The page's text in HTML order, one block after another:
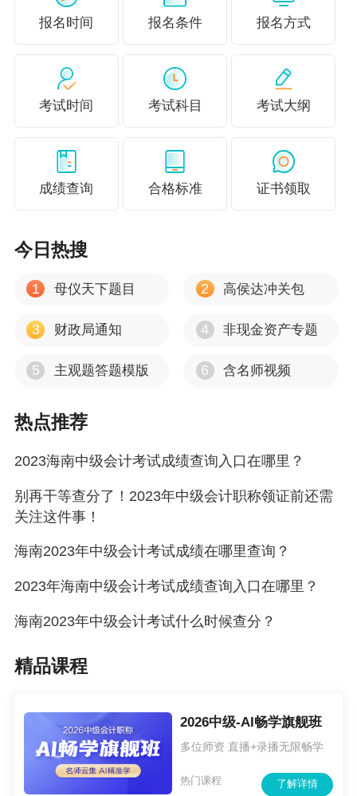
计专业技术中高级资格考试海南考区考务日程 安
说明：因考试政策、内容不断变化与调整，
正保会计网校提供的 中级会计职称考试信息仅供
为准！
报名时间 报名条件 报名方式
考试时间 考试科目 考试大纲
成绩查询 合格标准 证书领取
今日热搜
1 母仪天下题目 2 高侯达冲关包
3 财政局通知 4 非现金资产专题
5 主观题答题模版 6 含名师视频
热点推荐
2023海南中级会计考试成绩查询入口在哪里？
别再干等查分了！2023年中级会计职称领证前还需
关注这件事！
海南2023年中级会计考试成绩在哪里查询？
2023年海南中级会计考试成绩查询入口在哪里？
海南2023年中级会计考试什么时候查分？
精品课程
2026中级-AI畅学旗舰班
多位师资 直播+录播无限畅学
了解详情
热门课程